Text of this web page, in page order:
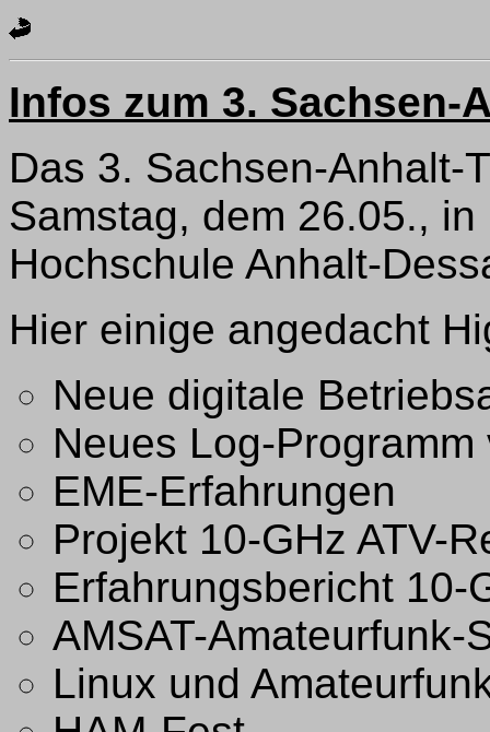
Infos zum 3. Sachsen-
Das 3. Sachsen-Anhalt-
Samstag, dem 26.05.,
Hochschule Anhalt-
Hier einige angedacht
Neue digitale
Neues Log-
EME-Erfahrungen
Projekt 10-GHz ATV-
Erfahrungsbericht 10-
AMSAT-Amateurfunk-
Linux und